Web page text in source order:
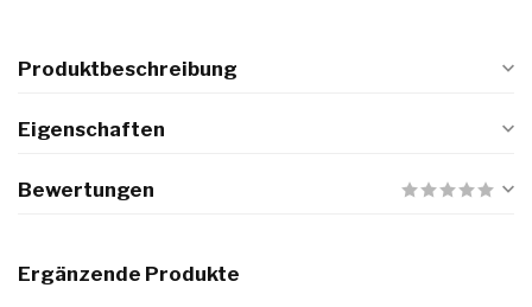
Produktbeschreibung
Eigenschaften
Bewertungen
Ergänzende Produkte